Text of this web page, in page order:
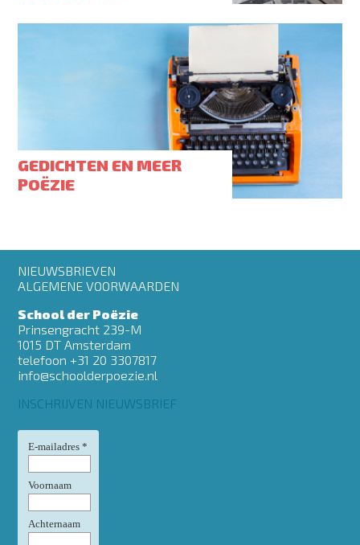
GEDICHTEN EN MEER
POËZIE
Footer
menu
NIEUWSBRIEVEN
ALGEMENE VOORWAARDEN
School der Poëzie
Prinsengracht 239-M
1015 DT Amsterdam
telefoon +31 20 3307817
info@schoolderpoezie.nl
INSCHRIJVEN NIEUWSBRIEF